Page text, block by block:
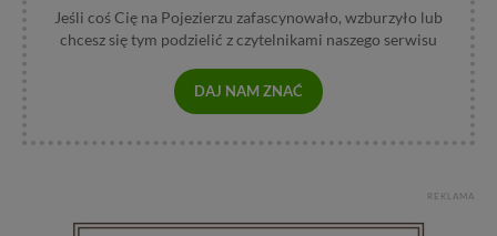
Jeśli coś Cię na Pojezierzu zafascynowało, wzburzyło lub
chcesz się tym podzielić z czytelnikami naszego serwisu
DAJ NAM ZNAĆ
REKLAMA